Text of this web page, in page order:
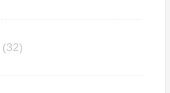
(32)